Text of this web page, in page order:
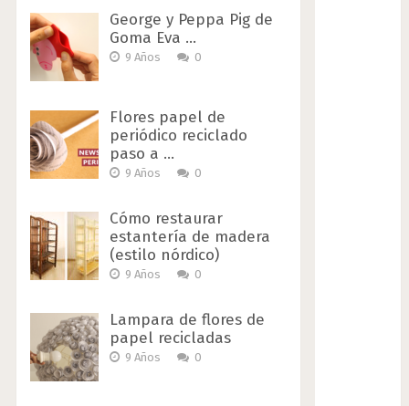
George y Peppa Pig de
Goma Eva …
9 Años 0
Flores papel de
periódico reciclado
paso a …
9 Años 0
Cómo restaurar
estantería de madera
(estilo nórdico)
9 Años 0
Lampara de flores de
papel recicladas
9 Años 0